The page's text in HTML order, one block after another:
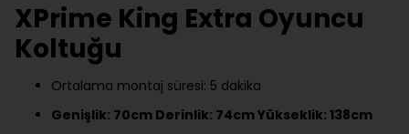
XPrime King Extra Oyuncu
Koltuğu
Ortalama montaj süresi: 5 dakika
Genişlik: 70cm Derinlik: 74cm Yükseklik: 138cm